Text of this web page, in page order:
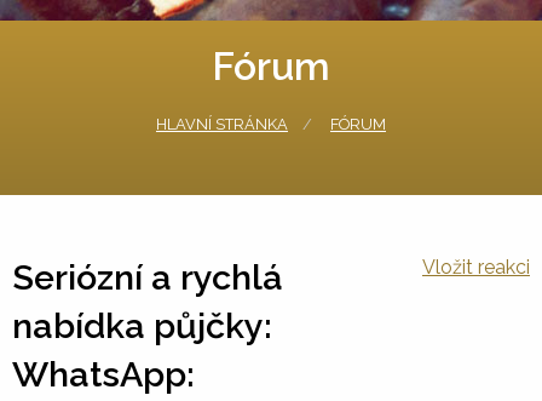
Fórum
HLAVNÍ STRÁNKA FÓRUM
Seriózní a rychlá
nabídka půjčky:
WhatsApp:
Vložit reakci